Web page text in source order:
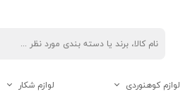
لوازم کوهنوردی لوازم شکار